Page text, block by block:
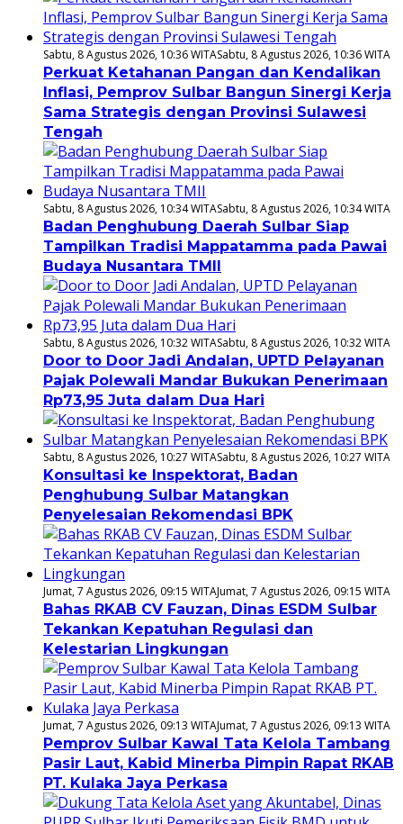
Sabtu, 8 Agustus 2026, 10:36 WITASabtu, 8 Agustus 2026, 10:36 WITA
Perkuat Ketahanan Pangan dan Kendalikan
Inflasi, Pemprov Sulbar Bangun Sinergi Kerja
Sama Strategis dengan Provinsi Sulawesi
Tengah
Sabtu, 8 Agustus 2026, 10:34 WITASabtu, 8 Agustus 2026, 10:34 WITA
Badan Penghubung Daerah Sulbar Siap
Tampilkan Tradisi Mappatamma pada Pawai
Budaya Nusantara TMII
Sabtu, 8 Agustus 2026, 10:32 WITASabtu, 8 Agustus 2026, 10:32 WITA
Door to Door Jadi Andalan, UPTD Pelayanan
Pajak Polewali Mandar Bukukan Penerimaan
Rp73,95 Juta dalam Dua Hari
Sabtu, 8 Agustus 2026, 10:27 WITASabtu, 8 Agustus 2026, 10:27 WITA
Konsultasi ke Inspektorat, Badan
Penghubung Sulbar Matangkan
Penyelesaian Rekomendasi BPK
Jumat, 7 Agustus 2026, 09:15 WITAJumat, 7 Agustus 2026, 09:15 WITA
Bahas RKAB CV Fauzan, Dinas ESDM Sulbar
Tekankan Kepatuhan Regulasi dan
Kelestarian Lingkungan
Jumat, 7 Agustus 2026, 09:13 WITAJumat, 7 Agustus 2026, 09:13 WITA
Pemprov Sulbar Kawal Tata Kelola Tambang
Pasir Laut, Kabid Minerba Pimpin Rapat RKAB
PT. Kulaka Jaya Perkasa